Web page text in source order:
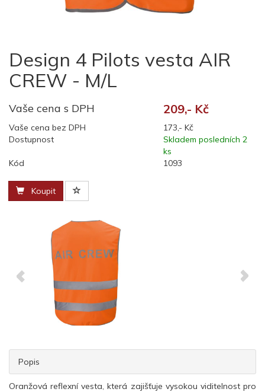
Design 4 Pilots vesta AIR
CREW - M/L
Vaše cena s DPH 209,- Kč
Vaše cena bez DPH
173,- Kč
Dostupnost
Skladem posledních 2
ks
Kód
1093
Koupit
Popis
Oranžová reflexní vesta, která zajišťuje vysokou viditelnost pro